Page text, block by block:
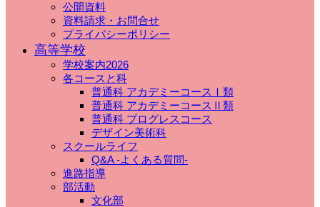
公開資料
資料請求・お問合せ
プライバシーポリシー
高等学校
学校案内2026
各コースと科
普通科 アカデミーコースⅠ類
普通科 アカデミーコースⅡ類
普通科 プログレスコース
デザイン美術科
スクールライフ
Q&A -よくある質問-
進路指導
部活動
文化部